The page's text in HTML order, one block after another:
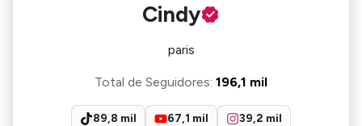
Cindy
paris
Total de Seguidores: 196,1 mil
89,8 mil 67,1 mil 39,2 mil